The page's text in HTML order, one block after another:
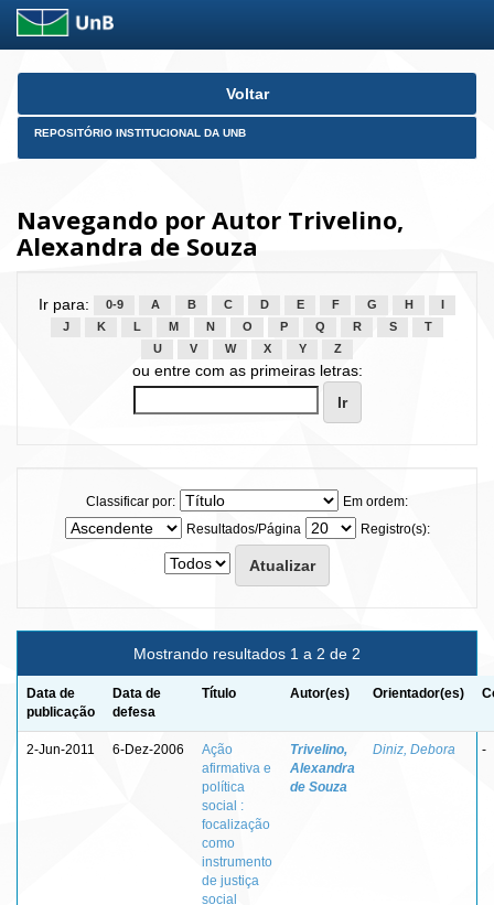
Skip
Voltar
REPOSITÓRIO INSTITUCIONAL DA UNB
Navegando por Autor Trivelino,
Alexandra de Souza
Ir para: 0-9 A B C D E F G H
J
K L M N O P Q R S
T
U
V W X Y Z
ou entre com as primeiras letras:
Classificar por:
Em ordem:
Resultados/Página
Registro(s):
Mostrando resultados 1 a 2 de 2
Data de
publicação
Data de
defesa
Título Autor(es) Orientador(es)
2-Jun-2011 6-Dez-2006
Ação
afirmativa e
política
social :
focalização
como
instrumento
de justiça
social
Trivelino,
Alexandra
de Souza
Diniz, Debora -